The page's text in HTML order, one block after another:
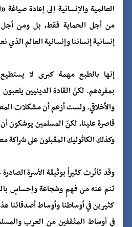
العالمية والإنسانية إلى إعادة
من أجل الحماية فقط، بل ومن
إنسانية إنساننا وإنسانية العالم الذي
إنها بالطبع مهمة كبرى لا يستطيع
بمفردهم. لكنّ القادة الدينيين يلعبون
والأخلاقي. ولست أزعم أن مشكلات
قاصرة علينا، لكنّ المسلمين يوشكون
وكذلك الكاثوليك المقبلون على شراكة
تنم عنه من فهمٍ وشجاعة وإحساسٍ
كثيرين في أوساطنا وأوساط أصدقائنا
في أوساط المثقفين من العرب